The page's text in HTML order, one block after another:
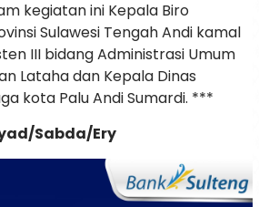
kegiatan ini Kepala Biro
Sulawesi Tengah Andi kamal
III bidang Administrasi Umum
Lataha dan Kepala Dinas
kota Palu Andi Sumardi. ***
Sabda/Ery